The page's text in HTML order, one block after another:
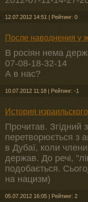
12.07.2012 14:51 | Рейтинг: 0
После наводнения у
В росіян нема
07-08-18-32-14
А в нас?
10.07.2012 11:18 | Рейтинг: -1
История
Прочитав. Згідний
перетворюється з
в Дубаї, коли
держав. До речі,
подобається.
на нацизм)
05.07.2012 16:05 | Рейтинг: 2